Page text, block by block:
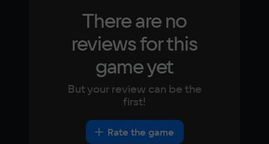
There are no
reviews for this
game yet
But your review can be the
first!
Rate the game